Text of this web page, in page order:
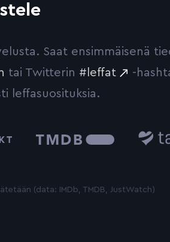
Saat ensimmäisenä
tai Twitterin #leffat
-
leffasuosituksia.
Database
(data: IMDb, TMDB, JustWatch)